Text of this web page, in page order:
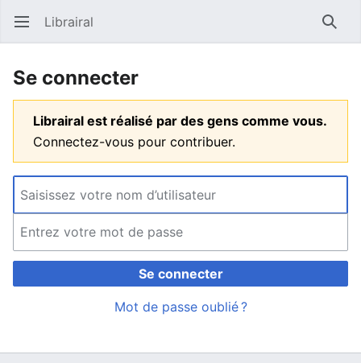
Ouvrir le menu principal Librairal
Se connecter
Librairal est réalisé par des gens comme vous.
Connectez-vous pour contribuer.
Se connecter
Mot de passe oublié ?